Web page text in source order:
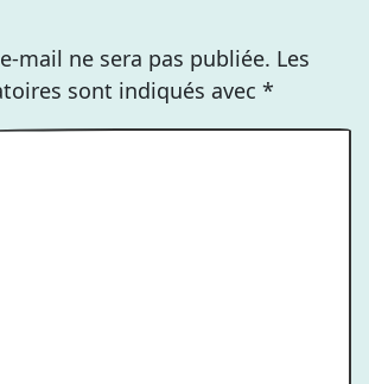
mail ne sera pas publiée. Les
sont indiqués avec *